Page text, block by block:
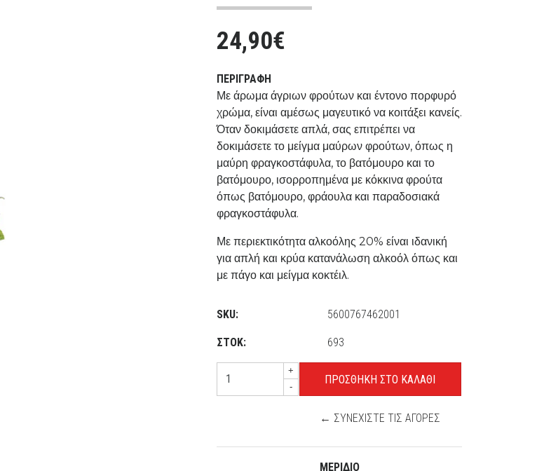
24,90€
ΠΕΡΙΓΡΑΦΉ
Με άρωμα άγριων φρούτων και έντονο πορφυρό
χρώμα, είναι αμέσως μαγευτικό να κοιτάξει κανείς.
Όταν δοκιμάσετε απλά, σας επιτρέπει να
δοκιμάσετε το μείγμα μαύρων φρούτων, όπως η
μαύρη φραγκοστάφυλα, το βατόμουρο και το
βατόμουρο, ισορροπημένα με κόκκινα φρούτα
όπως βατόμουρο, φράουλα και παραδοσιακά
φραγκοστάφυλα.
Με περιεκτικότητα αλκοόλης 20% είναι ιδανική
για απλή και κρύα κατανάλωση αλκοόλ όπως και
με πάγο και μείγμα κοκτέιλ.
SKU: 5600767462001
ΣΤΟΚ: 693
+
-
← ΣΥΝΕΧΊΣΤΕ ΤΙΣ ΑΓΟΡΈΣ
ΜΕΡΊΔΙΟ